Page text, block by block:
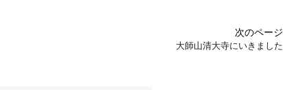
次のページ
大師山清大寺にいきました